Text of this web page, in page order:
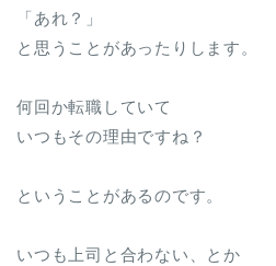
「あれ？」
と思うことがあったりします。
何回か転職していて
いつもその理由ですね？
ということがあるのです。
いつも上司と合わない、とか